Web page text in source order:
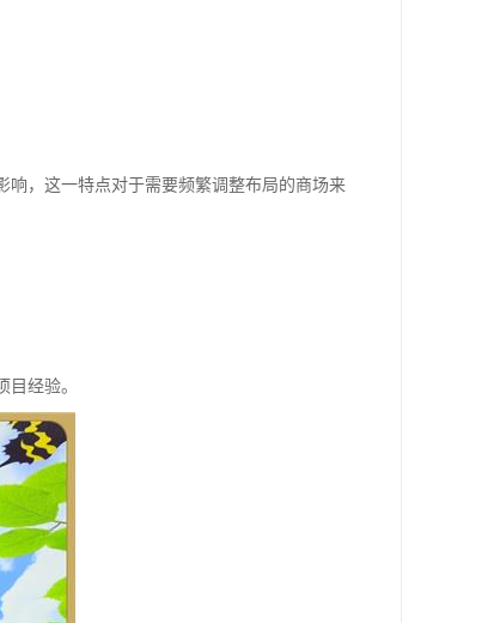
响，这一特点对于需要频繁调整布局的商场来
经验。